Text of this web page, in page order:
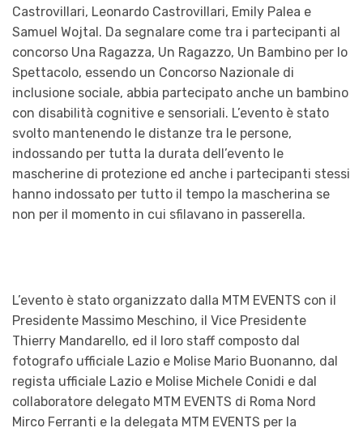
Castrovillari, Leonardo Castrovillari, Emily Palea e
Samuel Wojtal. Da segnalare come tra i partecipanti al
concorso Una Ragazza, Un Ragazzo, Un Bambino per lo
Spettacolo, essendo un Concorso Nazionale di
inclusione sociale, abbia partecipato anche un bambino
con disabilità cognitive e sensoriali. L’evento è stato
svolto mantenendo le distanze tra le persone,
indossando per tutta la durata dell’evento le
mascherine di protezione ed anche i partecipanti stessi
hanno indossato per tutto il tempo la mascherina se
non per il momento in cui sfilavano in passerella.
L’evento è stato organizzato dalla MTM EVENTS con il
Presidente Massimo Meschino, il Vice Presidente
Thierry Mandarello, ed il loro staff composto dal
fotografo ufficiale Lazio e Molise Mario Buonanno, dal
regista ufficiale Lazio e Molise Michele Conidi e dal
collaboratore delegato MTM EVENTS di Roma Nord
Mirco Ferranti e la delegata MTM EVENTS per la